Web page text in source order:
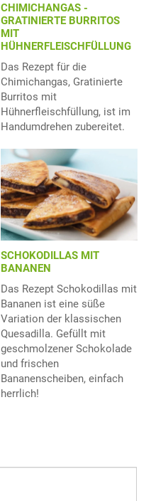
CHIMICHANGAS -
GRATINIERTE BURRITOS
MIT
HÜHNERFLEISCHFÜLLUNG
Das Rezept für die
Chimichangas, Gratinierte
Burritos mit
Hühnerfleischfüllung, ist im
Handumdrehen zubereitet.
SCHOKODILLAS MIT
BANANEN
Das Rezept Schokodillas mit
Bananen ist eine süße
Variation der klassischen
Quesadilla. Gefüllt mit
geschmolzener Schokolade
und frischen
Bananenscheiben, einfach
herrlich!